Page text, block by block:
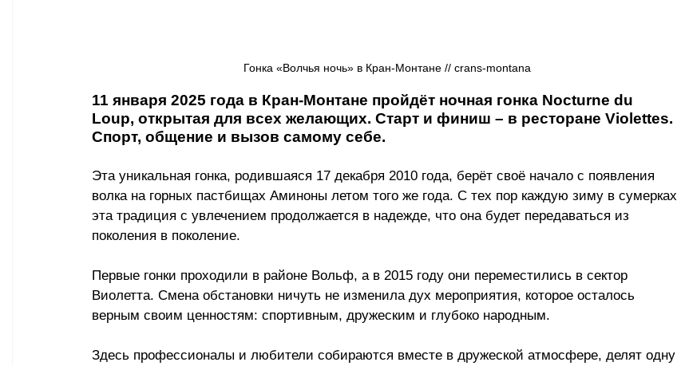
Гонка «Волчья ночь» в Кран-Монтане // crans-montana
11 января 2025 года в Кран-Монтане пройдёт ночная гонка Nocturne du
Loup, открытая для всех желающих. Старт и финиш – в ресторане Violettes.
Спорт, общение и вызов самому себе.
Эта уникальная гонка, родившаяся 17 декабря 2010 года, берёт своё начало с появления
волка на горных пастбищах Аминоны летом того же года. С тех пор каждую зиму в сумерках
эта традиция с увлечением продолжается в надежде, что она будет передаваться из
поколения в поколение.
Первые гонки проходили в районе Вольф, а в 2015 году они переместились в сектор
Виолетта. Смена обстановки ничуть не изменила дух мероприятия, которое осталось
верным своим ценностям: спортивным, дружеским и глубоко народным.
Здесь профессионалы и любители собираются вместе в дружеской атмосфере, делят одну